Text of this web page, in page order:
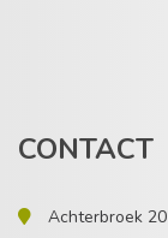
CONTACT
Achterbroek 20